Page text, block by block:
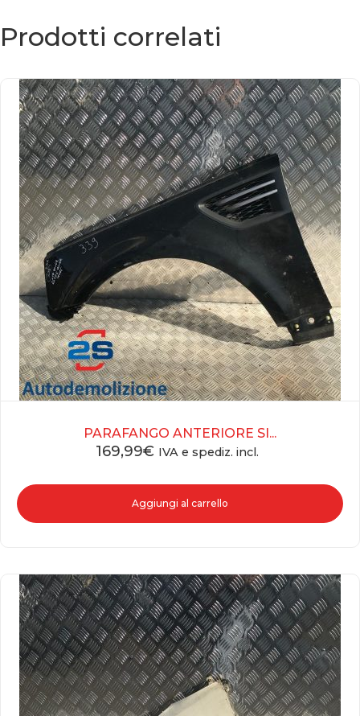
Prodotti correlati
PARAFANGO ANTERIORE SI...
169,99€ IVA e spediz. incl.
Aggiungi al carrello